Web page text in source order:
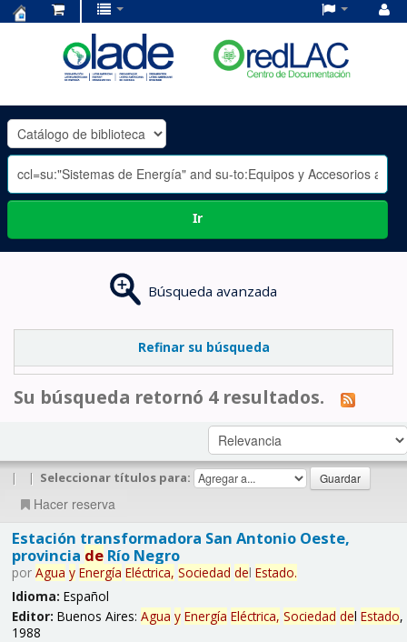
OLADE
-
Ir
Búsqueda avanzada
Refinar su búsqueda
Su búsqueda retornó 4 resultados.
| | Seleccionar títulos para:
Hacer reserva
Estación transformadora San Antonio Oeste,
provincia deRío Negro
por Agua y Energía Eléctrica, Sociedad del Estado.
Idioma: Español
Editor: Buenos Aires: Agua y Energía Eléctrica, Sociedad del Estado,
1988